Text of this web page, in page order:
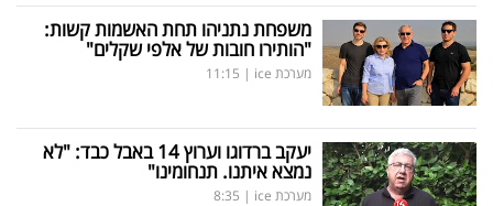
משפחת נתניהו תחת האשמות קשות:
"הותירו חובות של אלפי שקלים"
מערכת ice |
11:15
יעקב ברדוגו וערוץ 14 באבל כבד: "לא
נמצא איתנו. תנחומינו"
מערכת ice |
8:35